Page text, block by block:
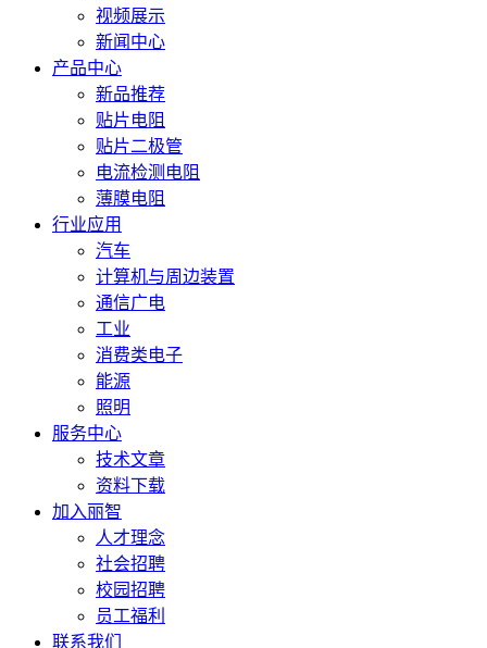
视频展示
新闻中心
产品中心
新品推荐
贴片电阻
贴片二极管
电流检测电阻
薄膜电阻
行业应用
汽车
计算机与周边装置
通信广电
工业
消费类电子
能源
照明
服务中心
技术文章
资料下载
加入丽智
人才理念
社会招聘
校园招聘
员工福利
联系我们